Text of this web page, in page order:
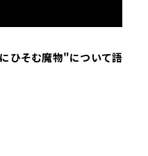
ひそむ魔物"について語